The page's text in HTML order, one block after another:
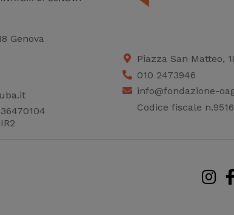
Genova
Piazza San Matteo,
010 2473946
info@fondazione-
Codice fiscale